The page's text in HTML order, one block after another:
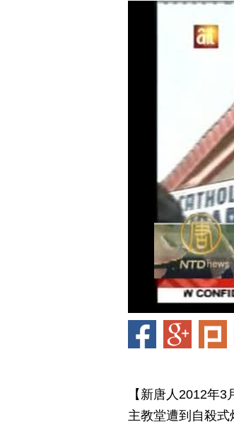
【新唐人2012年
主教堂遭到自殺式